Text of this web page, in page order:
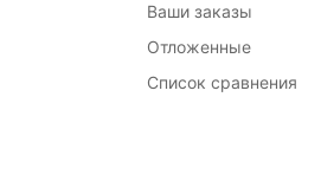
Ваши заказы
Отложенные
Список сравнения